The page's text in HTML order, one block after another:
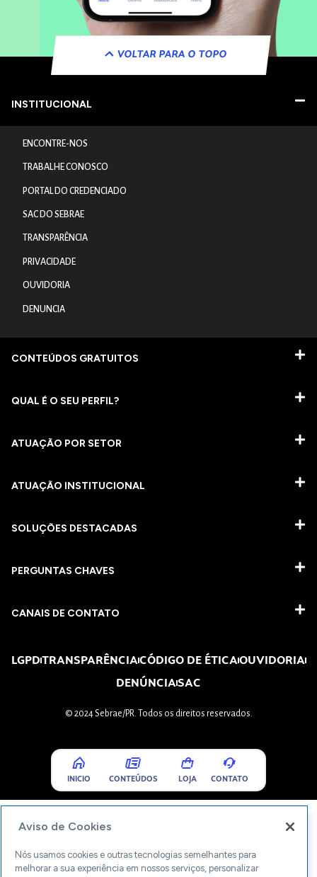
VOLTAR PARA O TOPO
INSTITUCIONAL
ENCONTRE-NOS
TRABALHE CONOSCO
PORTAL DO CREDENCIADO
SAC DO SEBRAE
TRANSPARÊNCIA
PRIVACIDADE
OUVIDORIA
DENUNCIA
CONTEÚDOS GRATUITOS
QUAL É O SEU PERFIL?
ATUAÇÃO POR SETOR
ATUAÇÃO INSTITUCIONAL
SOLUÇÕES DESTACADAS
PERGUNTAS CHAVES​
CANAIS DE CONTATO
LGPDTRANSPARÊNCIACÓDIGO DE ÉTICAOUVIDORIA
DENÚNCIASAC
© 2024 Sebrae/PR. Todos os direitos reservados.
INICIO CONTEÚDOS LOJA CONTATO
Aviso de Cookies
Nós usamos cookies e outras tecnologias semelhantes para
melhorar a sua experiência em nossos serviços, personalizar